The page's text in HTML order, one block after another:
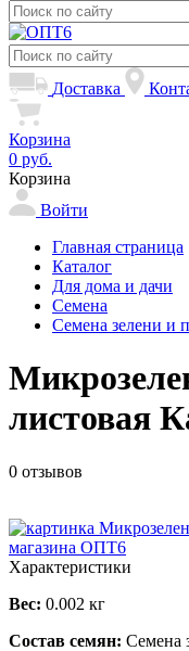
Доставка
Корзина
0 руб.
Корзина
Войти
Главная страница
Каталог
Для дома и дачи
Семена
Семена зелени и
листовая
0 отзывов
Характеристики
Вес: 0.002 кг
Состав семян: Семена